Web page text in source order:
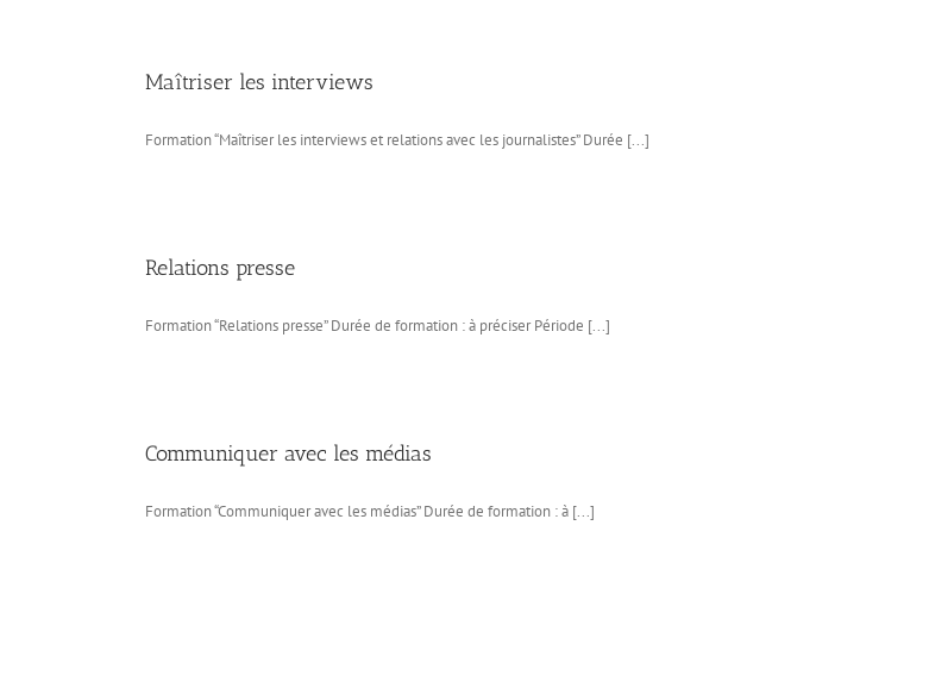
Maîtriser les interviews
Formation “Maîtriser les interviews et relations avec les journalistes” Durée [...]
Relations presse
Formation “Relations presse” Durée de formation : à préciser Période [...]
Communiquer avec les médias
Formation “Communiquer avec les médias” Durée de formation : à [...]